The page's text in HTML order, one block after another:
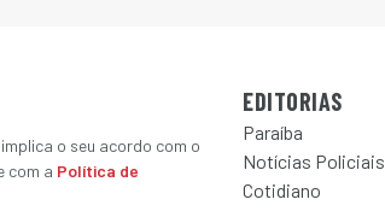
o seu acordo com o
com a Política de
EDITORIAS
Paraíba
Notícias Policiais
Cotidiano